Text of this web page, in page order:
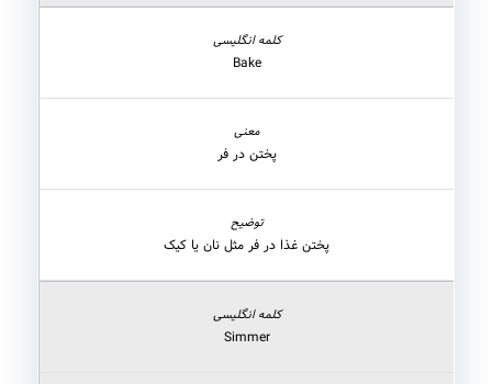
Bake
پختن در فر
پختن غذا در فر مثل نان یا کیک
Simmer